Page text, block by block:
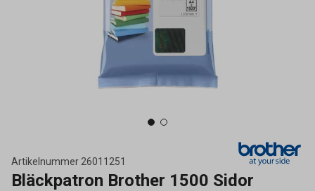
Artikelnummer 26011251
Bläckpatron Brother 1500 Sidor